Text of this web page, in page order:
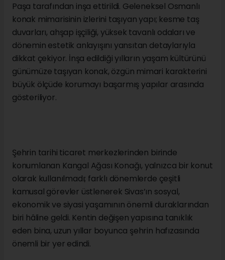
Paşa tarafından inşa ettirildi. Geleneksel Osmanlı
konak mimarisinin izlerini taşıyan yapı; kesme taş
duvarları, ahşap işçiliği, yüksek tavanlı odaları ve
dönemin estetik anlayışını yansıtan detaylarıyla
dikkat çekiyor. İnşa edildiği yılların yaşam kültürünü
günümüze taşıyan konak, özgün mimari karakterini
büyük ölçüde korumayı başarmış yapılar arasında
gösteriliyor.